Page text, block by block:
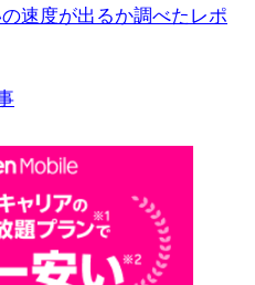
速度が出るか調べたレポ